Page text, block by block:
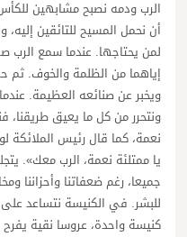
الرب ودمه نصبح مشابهين
أن نحمل المسيح للتائقين
لمن يحتاجها. عندما سمع الرب
إياهما من الظلمة والخوف. ثم
ويخبر عن صنائعه العظيمة.
ونتحرر من كل ما يعيق طريقنا،
نعمة، كما قال رئيس الملائكة
يا ممتلئة نعمة، الرب معك».
جميعا، رغم ضعفاتنا وأحزاننا
للبشر. في الكنيسة نتساعد
كنيسة واحدة، عروسا نقية يفرح